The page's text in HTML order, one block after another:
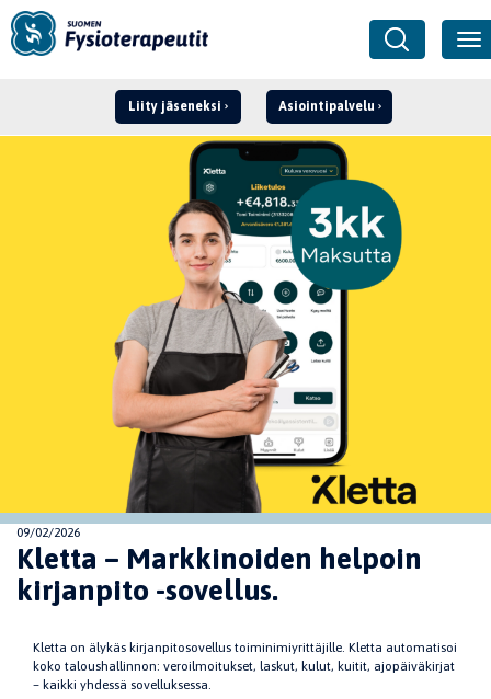
Liity jäseneksi Asiointipalvelu
Kirjaudu ›
09/02/2026
Kletta – Markkinoiden helpoin
kirjanpito -sovellus.
Kletta on älykäs kirjanpitosovellus toiminimiyrittäjille. Kletta automatisoi
koko taloushallinnon: veroilmoitukset, laskut, kulut, kuitit, ajopäiväkirjat
– kaikki yhdessä sovelluksessa.